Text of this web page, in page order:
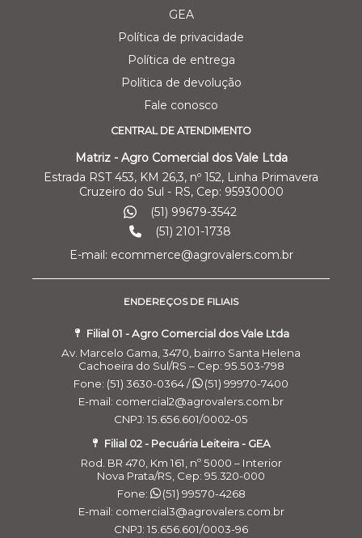
GEA
Política de privacidade
Política de entrega
Política de devolução
Fale conosco
CENTRAL DE ATENDIMENTO
Matriz - Agro Comercial dos Vale Ltda
Estrada RST 453, KM 26,3, nº 152, Linha Primavera
Cruzeiro do Sul - RS, Cep: 95930000
(51) 99679-3542
(51) 2101-1738
E-mail: ecommerce@agrovalers.com.br
ENDEREÇOS DE FILIAIS
Filial 01 - Agro Comercial dos Vale Ltda
Av. Marcelo Gama, 3470, bairro Santa Helena
Cachoeira do Sul/RS – Cep: 95.503-798
Fone: (51) 3630-0364 /
(51) 99970-7400
E-mail: comercial2@agrovalers.com.br
CNPJ: 15.656.601/0002-05
Filial 02 - Pecuária Leiteira - GEA
Rod. BR 470, Km 161, nº 5000 – Interior
Nova Prata/RS, Cep: 95.320-000
Fone:
(51) 99570-4268
E-mail: comercial3@agrovalers.com.br
CNPJ: 15.656.601/0003-96